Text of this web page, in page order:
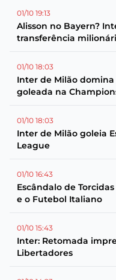
01/10 19:13
Alisson no Bayern?
transferência
01/10 18:03
Inter de Milão
goleada na
01/10 18:03
Inter de Milão goleia
League
01/10 16:43
Escândalo de
e o Futebol Italiano
01/10 15:43
Inter: Retomada
Libertadores